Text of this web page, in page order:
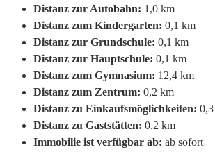
Distanz zur Autobahn: 1,0 km
Distanz zum Kindergarten: 0,1 km
Distanz zur Grundschule: 0,1 km
Distanz zur Hauptschule: 0,1 km
Distanz zum Gymnasium: 12,4 km
Distanz zum Zentrum: 0,2 km
Distanz zu Einkaufsmöglichkeiten:
Distanz zu Gaststätten: 0,2 km
Immobilie ist verfügbar ab: ab sofort